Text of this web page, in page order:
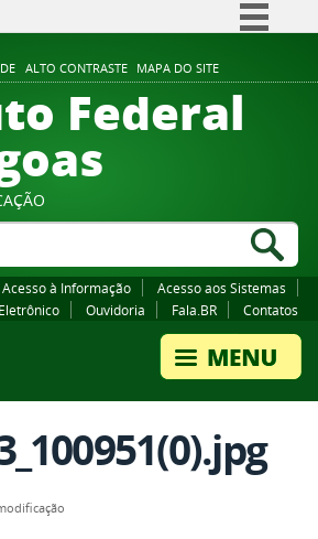
ALTO CONTRASTE MAPA DO SITE
Comunica BR
Participe
Canais
Federal
Acesso à Informação
Acesso aos Sistemas
Ouvidoria Fala.BR Contatos